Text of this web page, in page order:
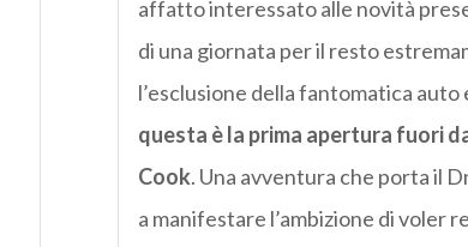
affatto interessato alle novità
di una giornata per il resto
l’esclusione della fantomatica
questa è la prima apertura fuori
Cook. Una avventura che porta il
a manifestare l’ambizione di voler